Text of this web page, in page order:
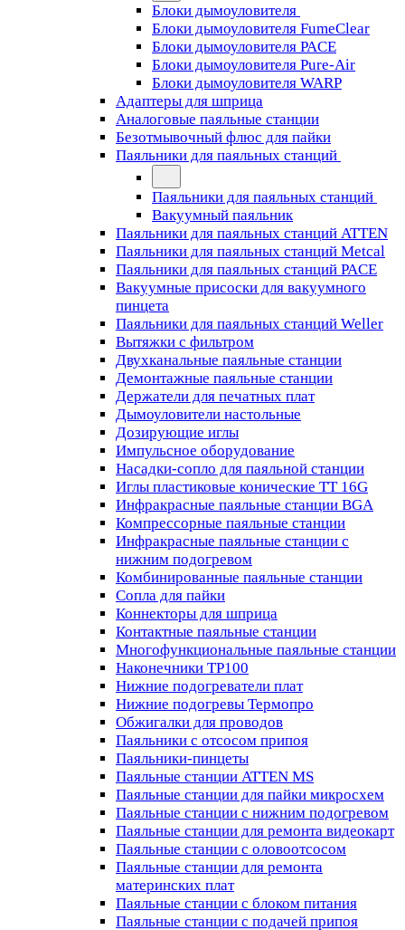
Блоки дымоуловителя
Блоки дымоуловителя FumeClear
Блоки дымоуловителя PACE
Блоки дымоуловителя Pure-Air
Блоки дымоуловителя WARP
Адаптеры для шприца
Аналоговые паяльные станции
Безотмывочный флюс для пайки
Паяльники для паяльных станций
Паяльники для паяльных станций
Вакуумный паяльник
Паяльники для паяльных станций ATTEN
Паяльники для паяльных станций Metcal
Паяльники для паяльных станций PACE
Вакуумные присоски для вакуумного
пинцета
Паяльники для паяльных станций Weller
Вытяжки с фильтром
Двухканальные паяльные станции
Демонтажные паяльные станции
Держатели для печатных плат
Дымоуловители настольные
Дозирующие иглы
Импульсное оборудование
Насадки-сопло для паяльной станции
Иглы пластиковые конические TT 16G
Инфракрасные паяльные станции BGA
Компрессорные паяльные станции
Инфракрасные паяльные станции с
нижним подогревом
Комбинированные паяльные станции
Сопла для пайки
Коннекторы для шприца
Контактные паяльные станции
Многофункциональные паяльные станции
Наконечники TP100
Нижние подогреватели плат
Нижние подогревы Термопро
Обжигалки для проводов
Паяльники с отсосом припоя
Паяльники-пинцеты
Паяльные станции ATTEN MS
Паяльные станции для пайки микросхем
Паяльные станции с нижним подогревом
Паяльные станции для ремонта видеокарт
Паяльные станции с оловоотсосом
Паяльные станции для ремонта
материнских плат
Паяльные станции с блоком питания
Паяльные станции с подачей припоя